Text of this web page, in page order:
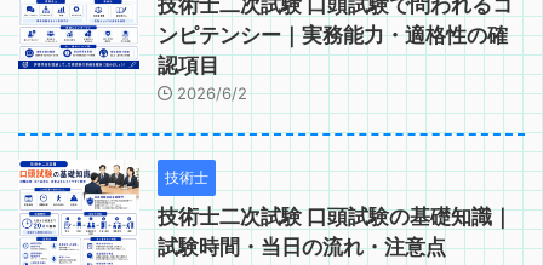
技術士二次試験 口頭試験で問われるコ
ンピテンシー｜実務能力・適格性の確
認項目
2026/6/2
技術士
技術士二次試験 口頭試験の基礎知識｜
試験時間・当日の流れ・注意点